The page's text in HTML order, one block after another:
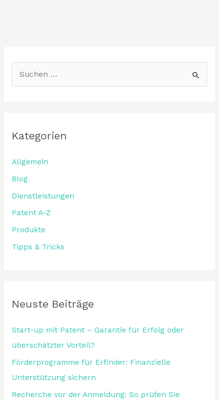
e
a
c
h
:
Kategorien
Allgemein
Blog
Dienstleistungen
Patent A-Z
Produkte
Tipps & Tricks
Neuste Beiträge
Start-up mit Patent – Garantie für Erfolg oder
überschätzter Vorteil?
Förderprogramme für Erfinder: Finanzielle
Unterstützung sichern
Recherche vor der Anmeldung: So prüfen Sie